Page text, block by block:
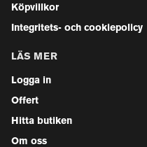
Köpvillkor
Integritets- och cookiepolicy
LÄS MER
Logga in
Offert
Hitta butiken
Om oss